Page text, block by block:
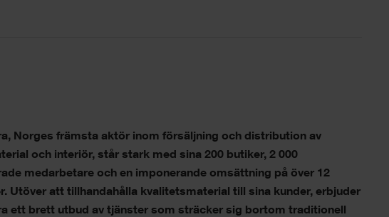
Norges främsta aktör inom försäljning och distribution av
och interiör, står stark med sina 200 butiker, 2 000
medarbetare och en imponerande omsättning på över 12
Utöver att tillhandahålla kvalitetsmaterial till sina kunder, erbjuder
ett brett utbud av tjänster som sträcker sig bortom traditionell